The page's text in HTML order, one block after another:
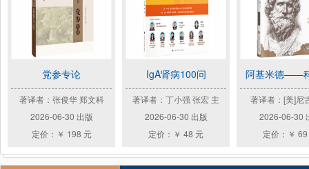
党参专论
著译者：张俊华 郑文科
2026-06-30 出版
定价：￥ 198 元
IgA肾病100问
著译者：丁小强 张宏 主
2026-06-30 出版
定价：￥ 48 元
阿基米德——
著译者：[美]尼
2026-06-30
定价：￥